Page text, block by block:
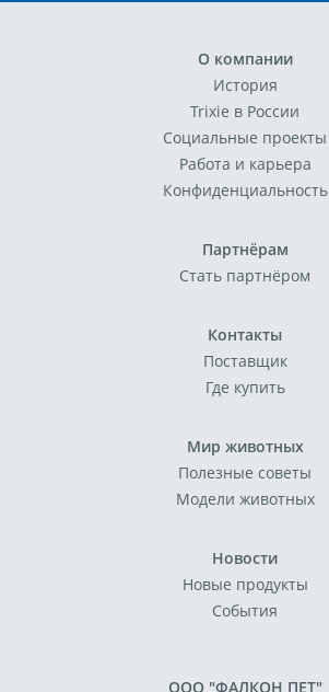
О компании
История
Trixie в России
Социальные проекты
Работа и карьера
Конфиденциальность
Партнёрам
Стать партнёром
Контакты
Поставщик
Где купить
Мир животных
Полезные советы
Модели животных
Новости
Новые продукты
События
ООО "ФАЛКОН ПЕТ"